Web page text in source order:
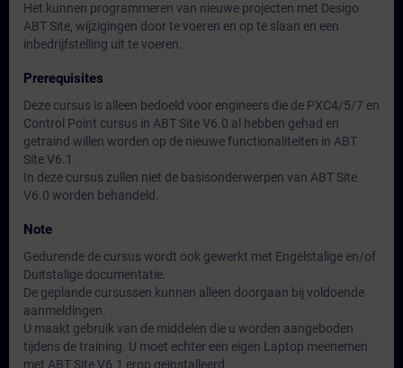
Het kunnen programmeren van nieuwe projecten met Desigo
ABT Site, wijzigingen door te voeren en op te slaan en een
inbedrijfstelling uit te voeren.
Prerequisites
Deze cursus is alleen bedoeld voor engineers die de PXC4/5/7 en
Control Point cursus in ABT Site V6.0 al hebben gehad en
getraind willen worden op de nieuwe functionaliteiten in ABT
Site V6.1.
In deze cursus zullen niet de basisonderwerpen van ABT Site
V6.0 worden behandeld.
Note
Gedurende de cursus wordt ook gewerkt met Engelstalige en/of
Duitstalige documentatie.
De geplande cursussen kunnen alleen doorgaan bij voldoende
aanmeldingen.
U maakt gebruik van de middelen die u worden aangeboden
tijdens de training. U moet echter een eigen Laptop meenemen
met ABT Site V6.1 erop geïnstalleerd.